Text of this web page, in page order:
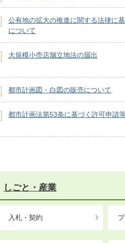
公有地の拡大の推進に関する法律に
について
大規模小売店舗立地法の届出
都市計画図・白図の販売について
都市計画法第53条に基づく許可申請
しごと・産業
入札・契約